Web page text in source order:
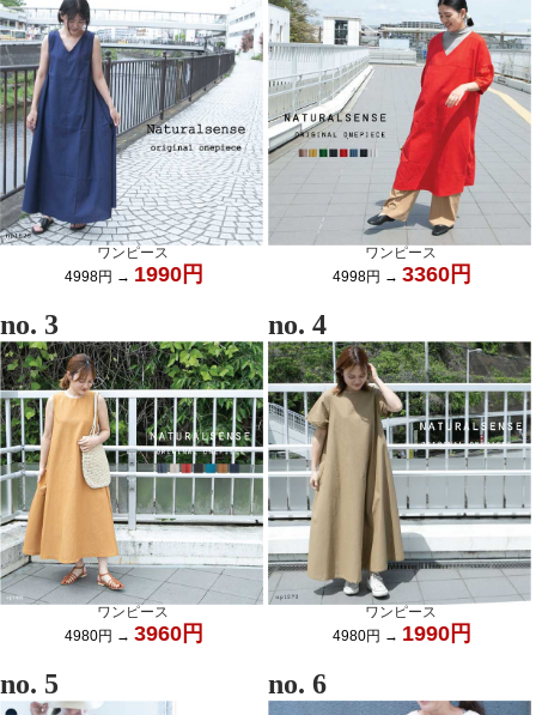
ワンピース
4998円 → 1990円
ワンピース
4998円 → 3360円
no. 3
ワンピース
4980円 → 3960円
no. 4
ワンピース
4980円 → 1990円
no. 5 no. 6